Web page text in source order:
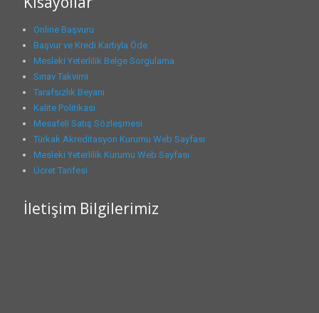
Online Başvuru
Başvur ve Kredi Kartıyla Öde
Mesleki Yeterlilik Belge Sorgulama
Sınav Takvimi
Tarafsızlık Beyanı
Kalite Politikası
Mesafeli Satış Sözleşmesi
Türkak Akreditasyon Kurumu Web Sayfası
Mesleki Yeterlilik Kurumu Web Sayfası
Ücret Tarifesi
İletişim Bilgilerimiz